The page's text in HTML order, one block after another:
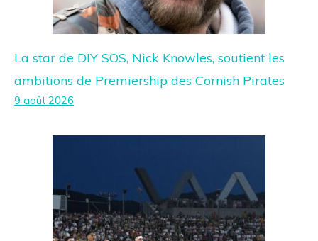
La star de DIY SOS, Nick Knowles, soutient les
ambitions de Premiership des Cornish Pirates
9 août 2026